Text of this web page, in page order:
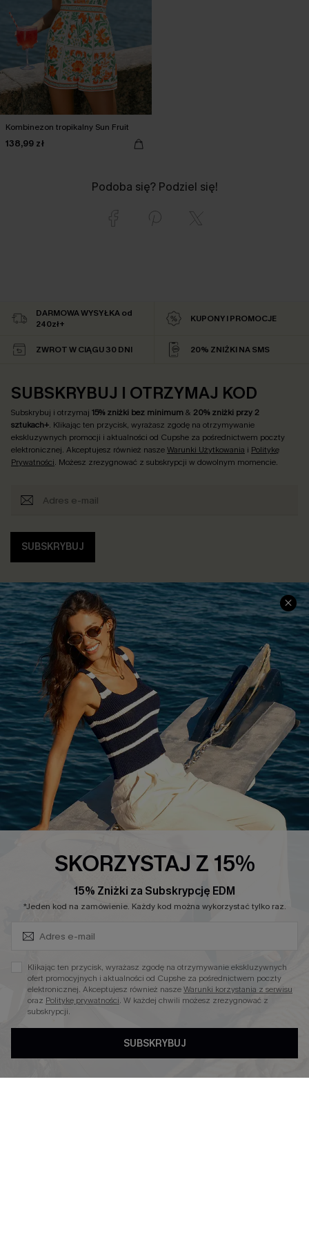
Kombinezon tropikalny Sun Fruit
138,99 zł
Podoba się? Podziel się!
DARMOWA WYSYŁKA od
240zł+
KUPONY I PROMOCJE
ZWROT W CIĄGU 30 DNI 20% ZNIŻKI NA SMS
SUBSKRYBUJ I OTRZYMAJ KOD
Subskrybuj i otrzymaj 15% zniżki bez minimum& 20% zniżki przy 2
sztukach+. Klikając ten przycisk, wyrażasz zgodę na otrzymywanie
ekskluzywnych promocji i aktualności od Cupshe za pośrednictwem poczty
elektronicznej. Akceptujesz również naszeWarunki Użytkowania i Politykę
Prywatności. Możesz zrezygnować z subskrypcji w dowolnym momencie.
SUBSKRYBUJ
INFORMACJE O FIRMIE
O NAS
Opinie Klientów
Polityka Prywatności
Warunki & Zasady
Łańcuch Dostaw Cupshe
20% Zniżki na SMS
CENTRUM SERWISOWE
Informacje o Wysyłce
Jak Śledzić
Polityka Zwrotów
Rozpocznij Zwrot
Informacje o Rozmiarach
FAQS
Kontakt z Nami
Modne Sukienki
Kontroli Brzucha
Wysokim Stanem
4.3
SKORZYSTAJ Z 15%
15% Zniżki za Subskrypcję EDM
*Jeden kod na zamówienie. Każdy kod można wykorzystać tylko raz.
Klikając ten przycisk, wyrażasz zgodę na otrzymywanie ekskluzywnych
ofert promocyjnych i aktualności od Cupshe za pośrednictwem poczty
elektronicznej. Akceptujesz również naszeWarunki korzystania z serwisu
oraz Politykę prywatności. W każdej chwili możesz zrezygnować z
subskrypcji.
SUBSKRYBUJ